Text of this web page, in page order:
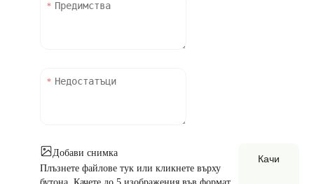
Добави снимка
Плъзнете файлове тук или кликнете върху
Качи